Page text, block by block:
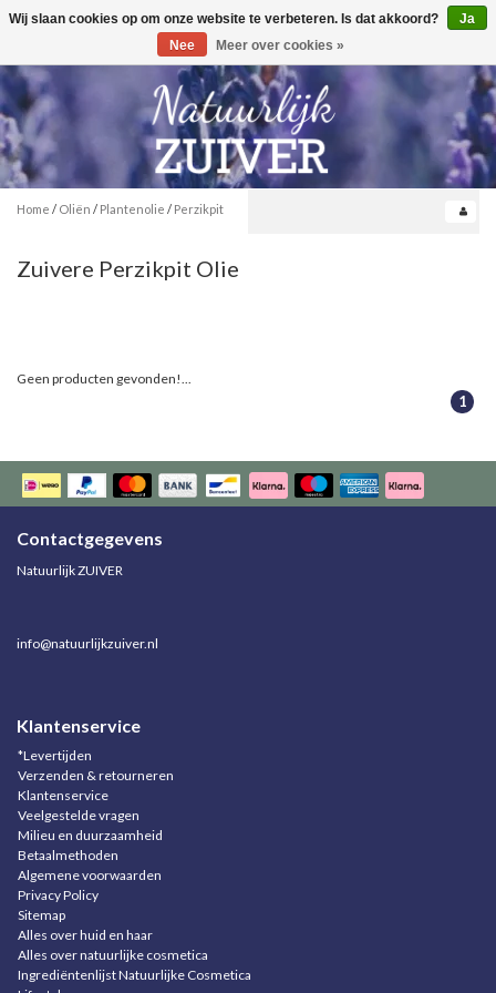
Toggle
0
Home / Oliën / Plantenolie / Perzikpit
Zuivere Perzikpit Olie
Geen producten gevonden!...
1
Contactgegevens
Natuurlijk ZUIVER
info@natuurlijkzuiver.nl
Klantenservice
*Levertijden
Verzenden & retourneren
Klantenservice
Veelgestelde vragen
Milieu en duurzaamheid
Betaalmethoden
Algemene voorwaarden
Privacy Policy
Sitemap
Alles over huid en haar
Alles over natuurlijke cosmetica
Ingrediëntenlijst Natuurlijke Cosmetica
Wij slaan cookies op om onze website te verbeteren. Is dat akkoord?
Ja
Nee
Meer over cookies »